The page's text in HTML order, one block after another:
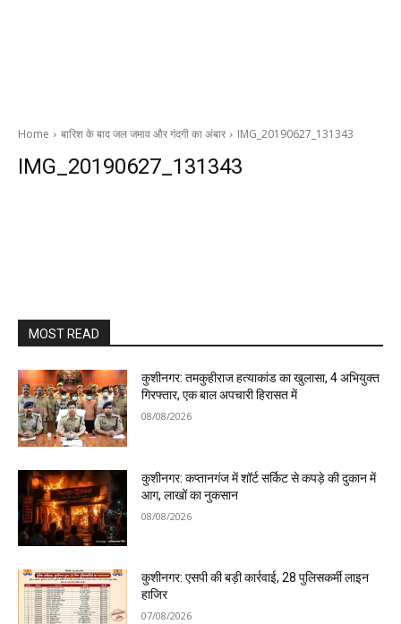
Home बारिश के बाद जल जमाव और गंदगी का अंबार IMG_20190627_131343
IMG_20190627_131343
MOST READ
कुशीनगर: तमकुहीराज हत्याकांड का खुलासा, 4 अभियुक्त
गिरफ्तार, एक बाल अपचारी हिरासत में
08/08/2026
कुशीनगर: कप्तानगंज में शॉर्ट सर्किट से कपड़े की दुकान में
आग, लाखों का नुकसान
08/08/2026
कुशीनगर: एसपी की बड़ी कार्रवाई, 28 पुलिसकर्मी लाइन
हाजिर
07/08/2026